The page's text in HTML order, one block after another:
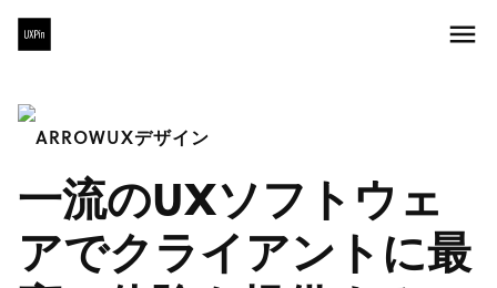
UXデザイン
一流のUXソフトウェ
アでクライアントに最